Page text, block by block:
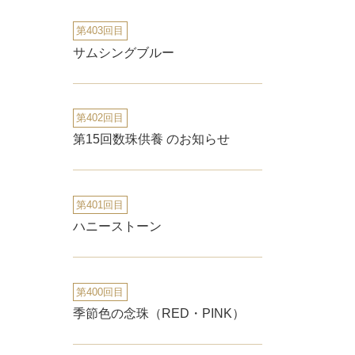
第403回目
サムシングブルー
第402回目
第15回数珠供養 のお知らせ
第401回目
ハニーストーン
第400回目
季節色の念珠（RED・PINK）